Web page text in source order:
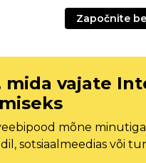
Započnite
mida vajate
mõne
sotsiaalmeedias või